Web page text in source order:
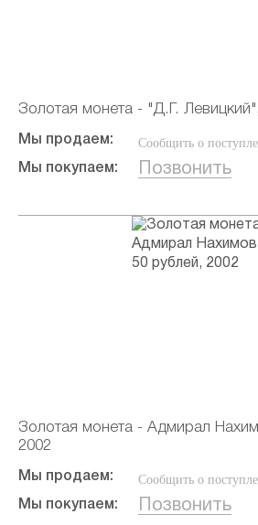
Золотая монета - "Д.Г.
Мы продаем: Сообщить о
Мы покупаем: Позвонить
Золотая монета - Адмирал
2002
Мы продаем: Сообщить о
Мы покупаем: Позвонить